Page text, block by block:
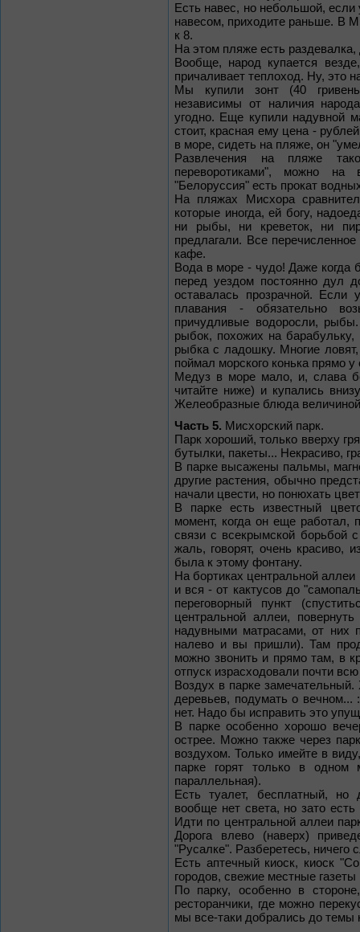
Есть навес, но небольшой, если
навесом, приходите раньше. В
к 8.
На этом пляже есть
Вообще, народ купается
причаливает теплоход. Ну, это
Мы купили зонт (40
независимы от наличия
угодно. Еще купили надувной
стоит, красная ему цена -
в море, сидеть на пляже, он
Развлечения на пляже
переворотиками", можно
"Белоруссия" есть прокат
На пляжах Мисхора
которые иногда, ей богу,
ни рыбы, ни креветок, ни
предлагали. Все
кафе.
Вода в море - чудо! Даже
перед уездом постоянно дул
оставалась прозрачной.
плавания - обязательно
причудливые водоросли,
рыбок, похожих на
рыбка с ладошку. Многие
поймал морского конька прямо у
Медуз в море мало, и, слава
читайте ниже) и купались
Желеобразные блюда
Часть 5. Мисхорский парк.
Парк хороший, только вверху
бутылки, пакеты... Некрасиво,
В парке высажены пальмы,
другие растения, обычно
начали цвести, но понюхать
В парке есть известный
момент, когда он еще работал,
связи с всекрымской борьбой
жаль, говорят, очень красиво,
была к этому фонтану.
На бортиках центральной
и вся - от кактусов до
переговорный пункт
центральной аллеи,
надувными матрасами, от них
налево и вы пришли). Там
можно звонить и прямо там, в
отпуск израсходовали почти
Воздух в парке
деревьев, подумать о вечном...
нет. Надо бы исправить это
В парке особенно хорошо
острее. Можно также через
воздухом. Только имейте в
парке горят только в
параллельная).
Есть туалет, бесплатный, но
вообще нет света, но зато
Идти по центральной аллеи
Дорога влево (наверх)
"Русалке". Разберетесь, ничего
Есть аптечный киоск, киоск
городов, свежие местные
По парку, особенно в
ресторанчики, где можно
мы все-таки добрались до темы